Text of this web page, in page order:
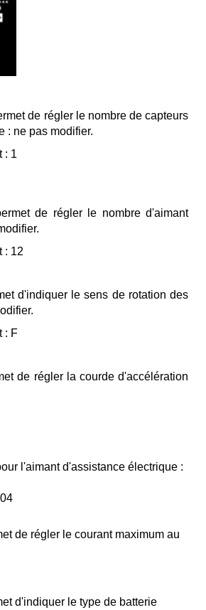
de régler le nombre de capteurs
: ne pas modifier.
: 1
de régler le nombre d'aimant
: 12
d'indiquer le sens de rotation des
: F
de régler la courde d'accélération
l'aimant d'assistance électrique :
de régler le courant maximum au
d'indiquer le type de batterie